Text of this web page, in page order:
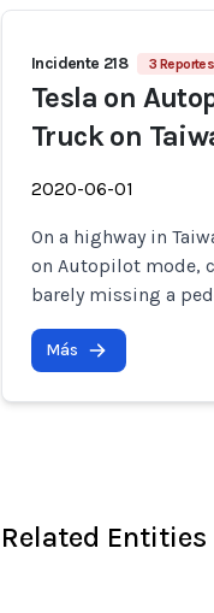
Incidente 218 3 Reportes
Tesla on
Truck on
2020-06-01
On a highway in
on Autopilot mode,
barely missing a
Más
Related Entities